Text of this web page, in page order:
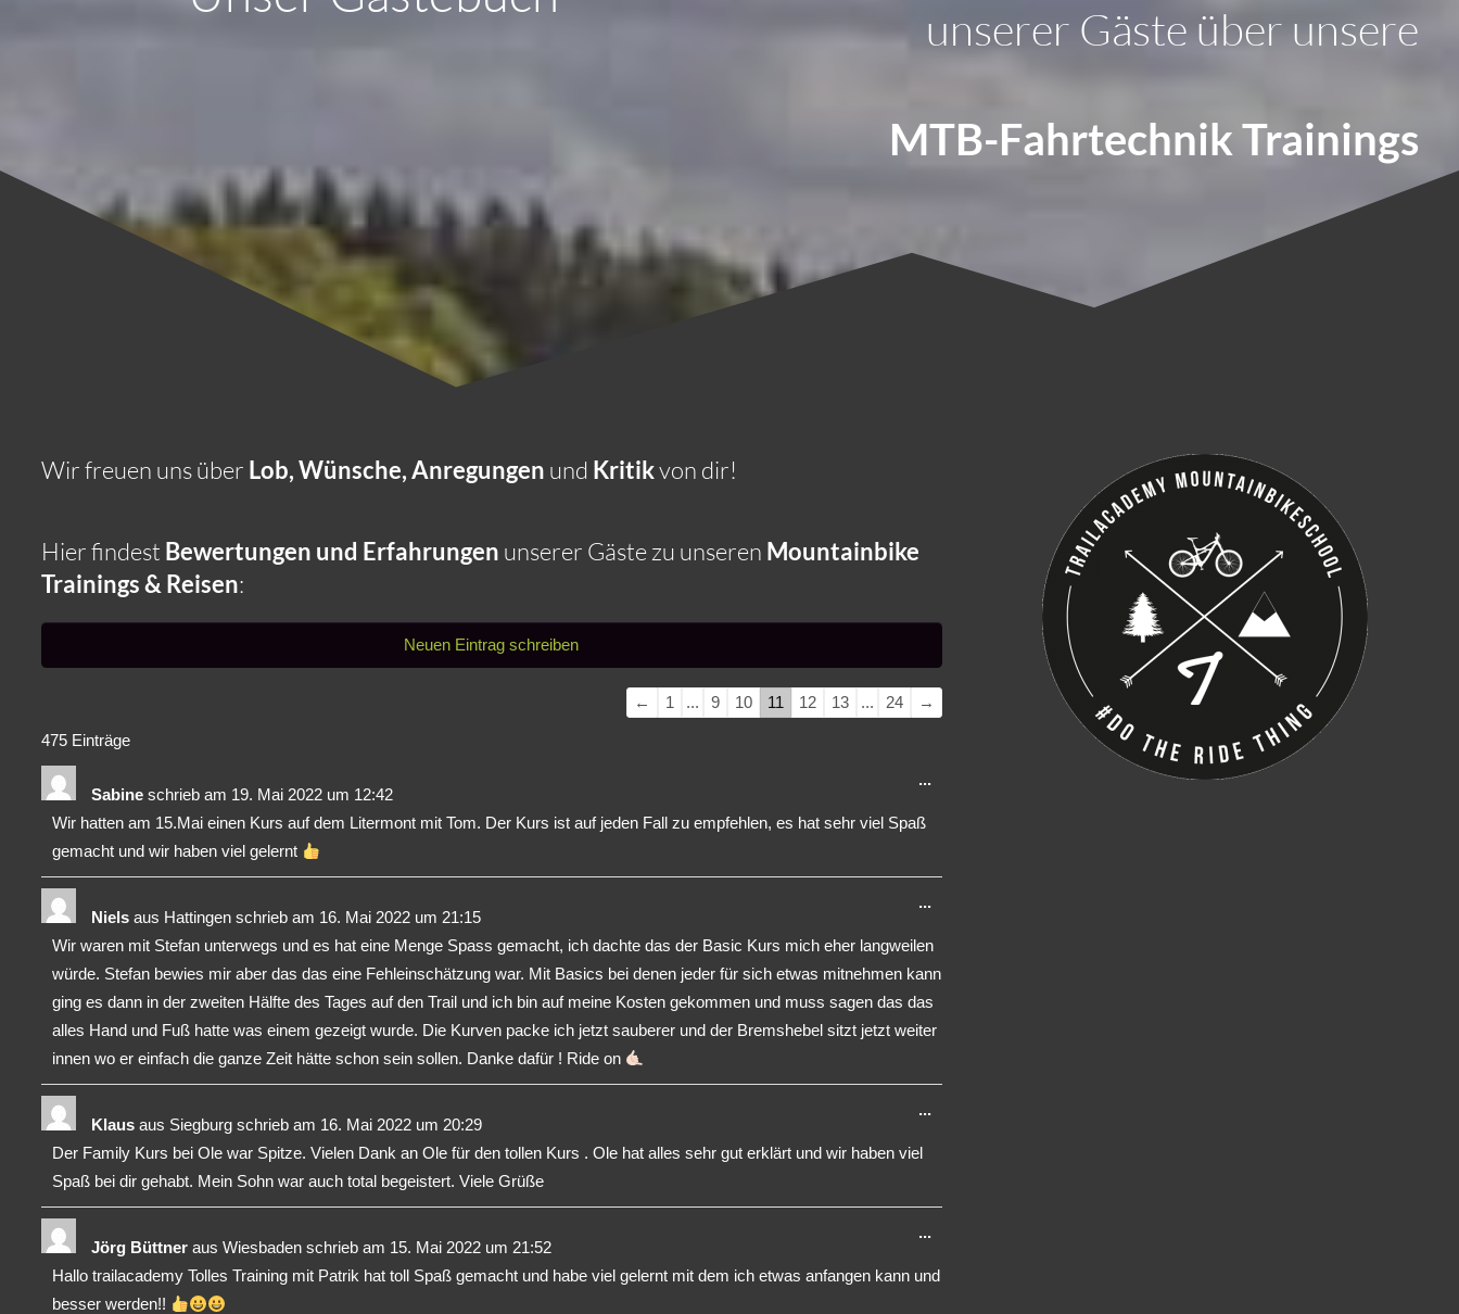
unserer Gäste über unsere
MTB-Fahrtechnik Trainings
Wir freuen uns über Lob, Wünsche, Anregungen und Kritikvon dir!
Hier findest Bewertungen und Erfahrungen unserer Gäste zu unseren Mountainbike
Trainings & Reisen:
Navigation
← 1 ... 9 10 11 12 13 ... 24 →
475 Einträge
Sabine schrieb am 19. Mai 2022 um 12:42
Wir hatten am 15.Mai einen Kurs auf dem Litermont mit Tom. Der Kurs ist auf jeden Fall zu empfehlen, es hat sehr viel Spaß
gemacht und wir haben viel gelernt
...
Niels aus Hattingen schrieb am 16. Mai 2022 um 21:15
Wir waren mit Stefan unterwegs und es hat eine Menge Spass gemacht, ich dachte das der Basic Kurs mich eher langweilen
würde. Stefan bewies mir aber das das eine Fehleinschätzung war. Mit Basics bei denen jeder für sich etwas mitnehmen kann
ging es dann in der zweiten Hälfte des Tages auf den Trail und ich bin auf meine Kosten gekommen und muss sagen das das
alles Hand und Fuß hatte was einem gezeigt wurde. Die Kurven packe ich jetzt sauberer und der Bremshebel sitzt jetzt weiter
innen wo er einfach die ganze Zeit hätte schon sein sollen. Danke dafür ! Ride on
...
ein-/ausblenden.
Klaus aus Siegburg schrieb am 16. Mai 2022 um 20:29
Der Family Kurs bei Ole war Spitze. Vielen Dank an Ole für den tollen Kurs . Ole hat alles sehr gut erklärt und wir haben viel
Spaß bei dir gehabt. Mein Sohn war auch total begeistert. Viele Grüße
...
Jörg Büttner aus Wiesbaden schrieb am 15. Mai 2022 um 21:52
Hallo trailacademy Tolles Training mit Patrik hat toll Spaß gemacht und habe viel gelernt mit dem ich etwas anfangen kann und
besser werden!!
...
ein-/ausblenden.